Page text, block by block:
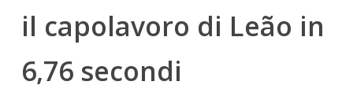
il capolavoro di Leão in
6,76 secondi